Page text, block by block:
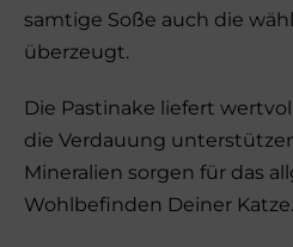
samtige Soße auch die
überzeugt.
Die Pastinake liefert
die Verdauung
Mineralien sorgen für das
Wohlbefinden Deiner Katze.